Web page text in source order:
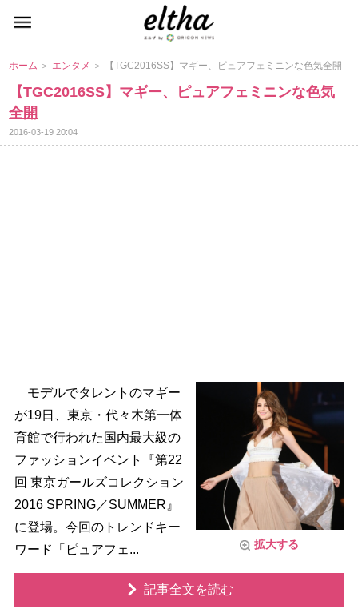
ホーム ＞ エンタメ ＞ 【TGC2016SS】マギー、ピュアフェミニンな色気全開
【TGC2016SS】マギー、ピュアフェミニンな色気
全開
2016-03-19 20:04
拡大する
モデルでタレントのマギー
が19日、東京・代々木第一体
育館で行われた国内最大級の
ファッションイベント『第22
回 東京ガールズコレクション
2016 SPRING／SUMMER』
に登場。今回のトレンドキー
ワード「ピュアフェ...
記事全文を読む